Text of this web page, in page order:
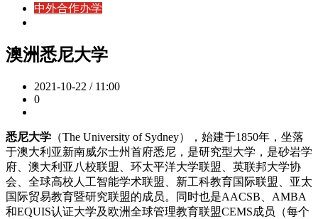
中外合作办学
澳洲悉尼大学
2021-10-22 / 11:00
0
悉尼大学 （The University of Sydney），始建于1850年，坐落
于澳大利亚新南威尔士州首府悉尼，是研究型大学，是砂岩学
府、澳大利亚八校联盟、环太平洋大学联盟、英联邦大学协
会、全球高校人工智能学术联盟、新工科教育国际联盟、亚太
国际贸易教育暨研究联盟的成员。同时也是AACSB、AMBA
和EQUIS认证大学及欧洲全球管理教育联盟CEMS成员（每个